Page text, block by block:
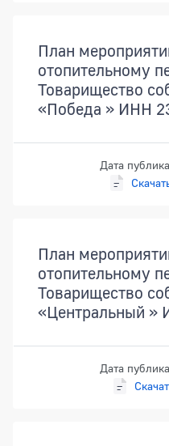
План
отопительному
Товарищество
«Победа » ИНН
Дата
План
отопительному
Товарищество
«Центральный »
Дата